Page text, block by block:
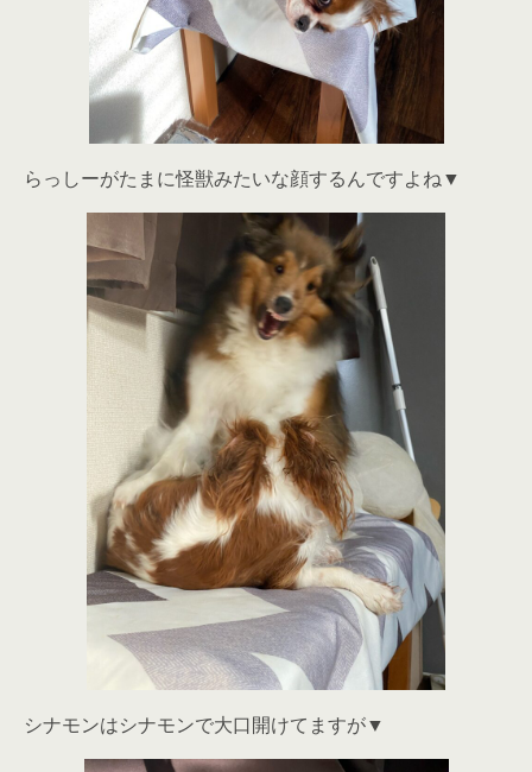
らっしーがたまに怪獣みたいな顔するんですよね▼
シナモンはシナモンで大口開けてますが▼